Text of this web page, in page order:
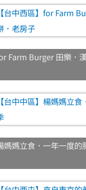
Farm Burger 田樂．
媽媽立食．一年一度的